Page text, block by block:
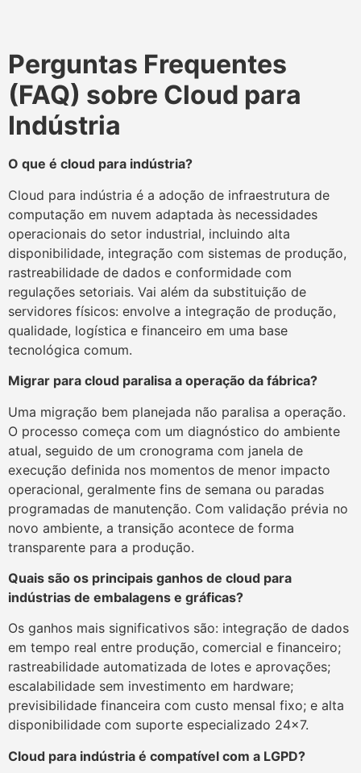
Perguntas Frequentes
(FAQ) sobre Cloud para
Indústria
O que é cloud para indústria?
Cloud para indústria é a adoção de infraestrutura de
computação em nuvem adaptada às necessidades
operacionais do setor industrial, incluindo alta
disponibilidade, integração com sistemas de produção,
rastreabilidade de dados e conformidade com
regulações setoriais. Vai além da substituição de
servidores físicos: envolve a integração de produção,
qualidade, logística e financeiro em uma base
tecnológica comum.
Migrar para cloud paralisa a operação da fábrica?
Uma migração bem planejada não paralisa a operação.
O processo começa com um diagnóstico do ambiente
atual, seguido de um cronograma com janela de
execução definida nos momentos de menor impacto
operacional, geralmente fins de semana ou paradas
programadas de manutenção. Com validação prévia no
novo ambiente, a transição acontece de forma
transparente para a produção.
Quais são os principais ganhos de cloud para
indústrias de embalagens e gráficas?
Os ganhos mais significativos são: integração de dados
em tempo real entre produção, comercial e financeiro;
rastreabilidade automatizada de lotes e aprovações;
escalabilidade sem investimento em hardware;
previsibilidade financeira com custo mensal fixo; e alta
disponibilidade com suporte especializado 24×7.
Cloud para indústria é compatível com a LGPD?